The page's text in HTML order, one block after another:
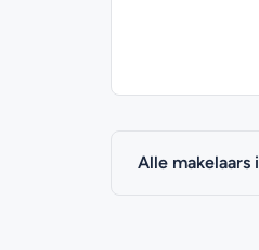
Alle makelaars